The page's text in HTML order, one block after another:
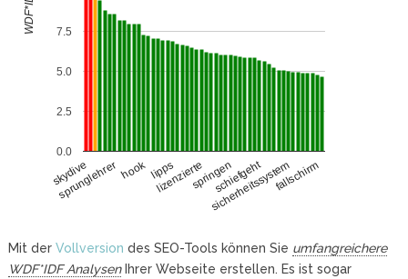
skydive
sprunglehrerhooklipps
lizenziertespringenschiefgeht
sicherheitssystemfallschirm
0.0
2.5
5.0
7.5
WDF*IDF
Mit der Vollversion des SEO-Tools können Sie umfangreichere
WDF*IDF AnalysenIhrer Webseite erstellen. Es ist sogar